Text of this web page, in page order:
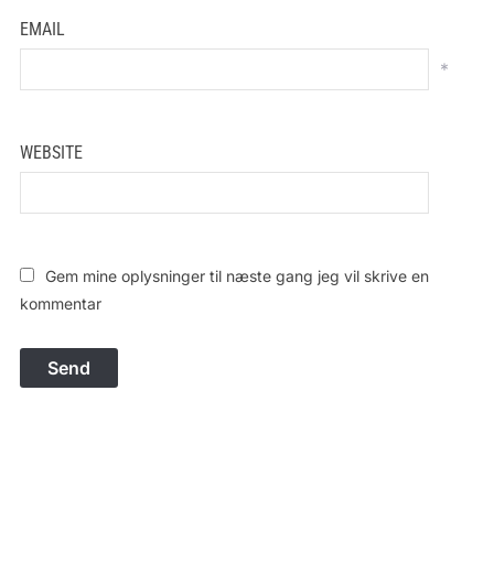
EMAIL
*
WEBSITE
Gem mine oplysninger til næste gang jeg vil skrive en
kommentar